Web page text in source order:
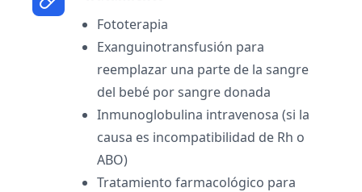
Fototerapia
Exanguinotransfusión para
reemplazar una parte de la sangre
del bebé por sangre donada
Inmunoglobulina intravenosa (si la
causa es incompatibilidad de Rh o
ABO)
Tratamiento farmacológico para